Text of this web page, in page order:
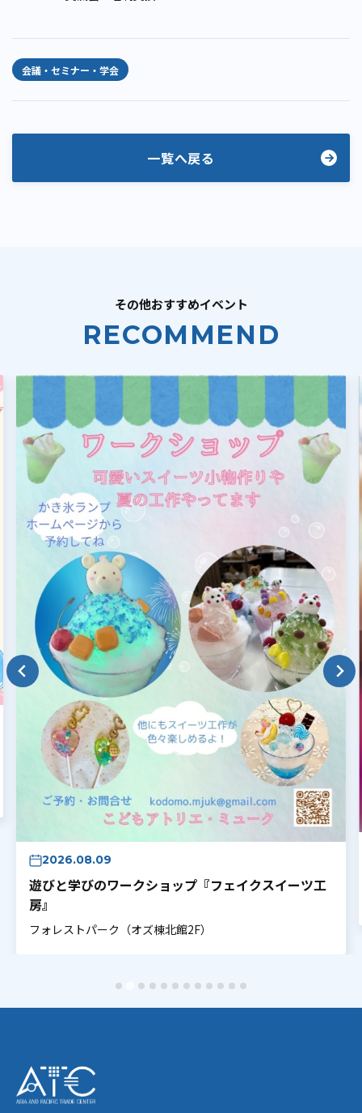
会議・セミナー・学会
一覧へ戻る
その他おすすめイベント
RECOMMEND
2026.08.09
遊びと学びのワークショップ『フェイクスイーツ工
房』
フォレストパーク（オズ棟北館2F）